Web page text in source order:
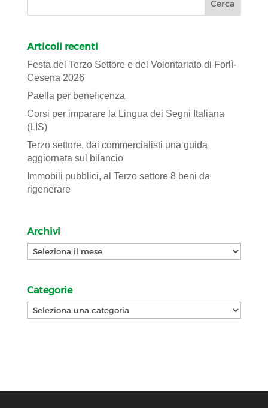
Articoli recenti
Festa del Terzo Settore e del Volontariato di Forlì-
Cesena 2026
Paella per beneficenza
Corsi per imparare la Lingua dei Segni Italiana
(LIS)
Terzo settore, dai commercialisti una guida
aggiornata sul bilancio
Immobili pubblici, al Terzo settore 8 beni da
rigenerare
Archivi
Archivi
Categorie
Categorie